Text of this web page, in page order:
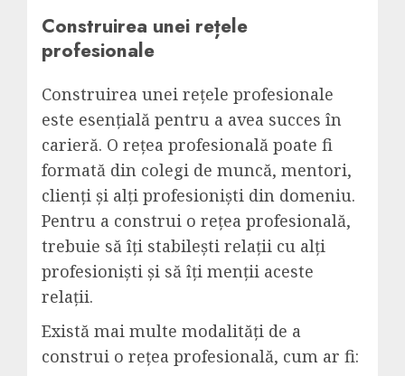
Construirea unei rețele
profesionale
Construirea unei rețele profesionale
este esențială pentru a avea succes în
carieră. O rețea profesională poate fi
formată din colegi de muncă, mentori,
clienți și alți profesioniști din domeniu.
Pentru a construi o rețea profesională,
trebuie să îți stabilești relații cu alți
profesioniști și să îți menții aceste
relații.
Există mai multe modalități de a
construi o rețea profesională, cum ar fi: